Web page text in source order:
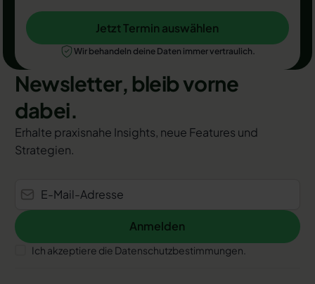
Jetzt Termin auswählen
Jetzt Termin auswählen
Wir behandeln deine Daten immer vertraulich.
Newsletter, bleib vorne
dabei.
Erhalte praxisnahe Insights, neue Features und
Strategien.
Anmelden
Anmelden
Ich akzeptiere die Datenschutzbestimmungen.